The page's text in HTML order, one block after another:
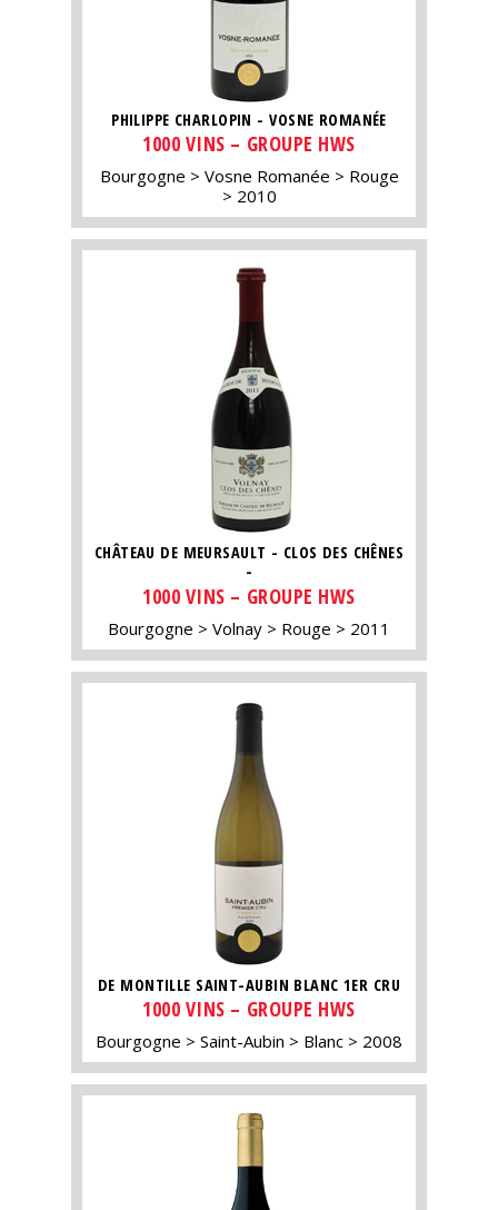
PHILIPPE CHARLOPIN - VOSNE ROMANÉE
1000 VINS – GROUPE HWS
Bourgogne Vosne Romanée
Rouge
2010
CHÂTEAU DE MEURSAULT - CLOS DES CHÊNES
-
1000 VINS – GROUPE HWS
Bourgogne Volnay Rouge 2011
DE MONTILLE SAINT-AUBIN BLANC 1ER CRU
1000 VINS – GROUPE HWS
Bourgogne Saint-Aubin Blanc 2008